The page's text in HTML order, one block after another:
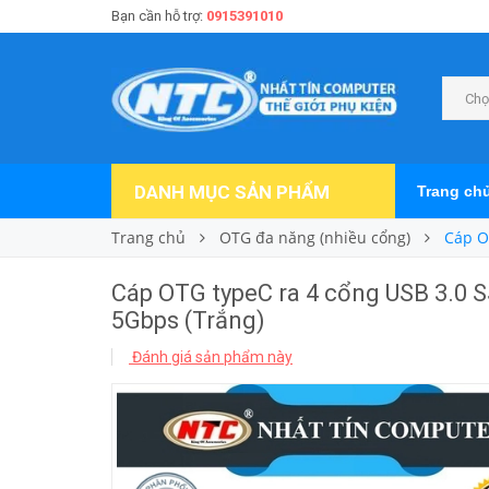
Bạn cần hỗ trợ: 0915391010
DANH MỤC SẢN PHẨM Trang
Trang chủ OTG đa năng (nhiều cổng) Cáp
Cáp OTG typeC ra 4 cổng USB
5Gbps (Trắng)
Đánh giá sản phẩm này